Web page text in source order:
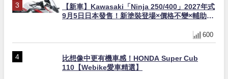
【新車】Kawasaki「Ninja 250/400」2027年式
9月5日日本發售！新塗裝登場×價格不變×輔助滑
600
比想像中更有機車感！HONDA Super Cub
110【Webike愛車精選】